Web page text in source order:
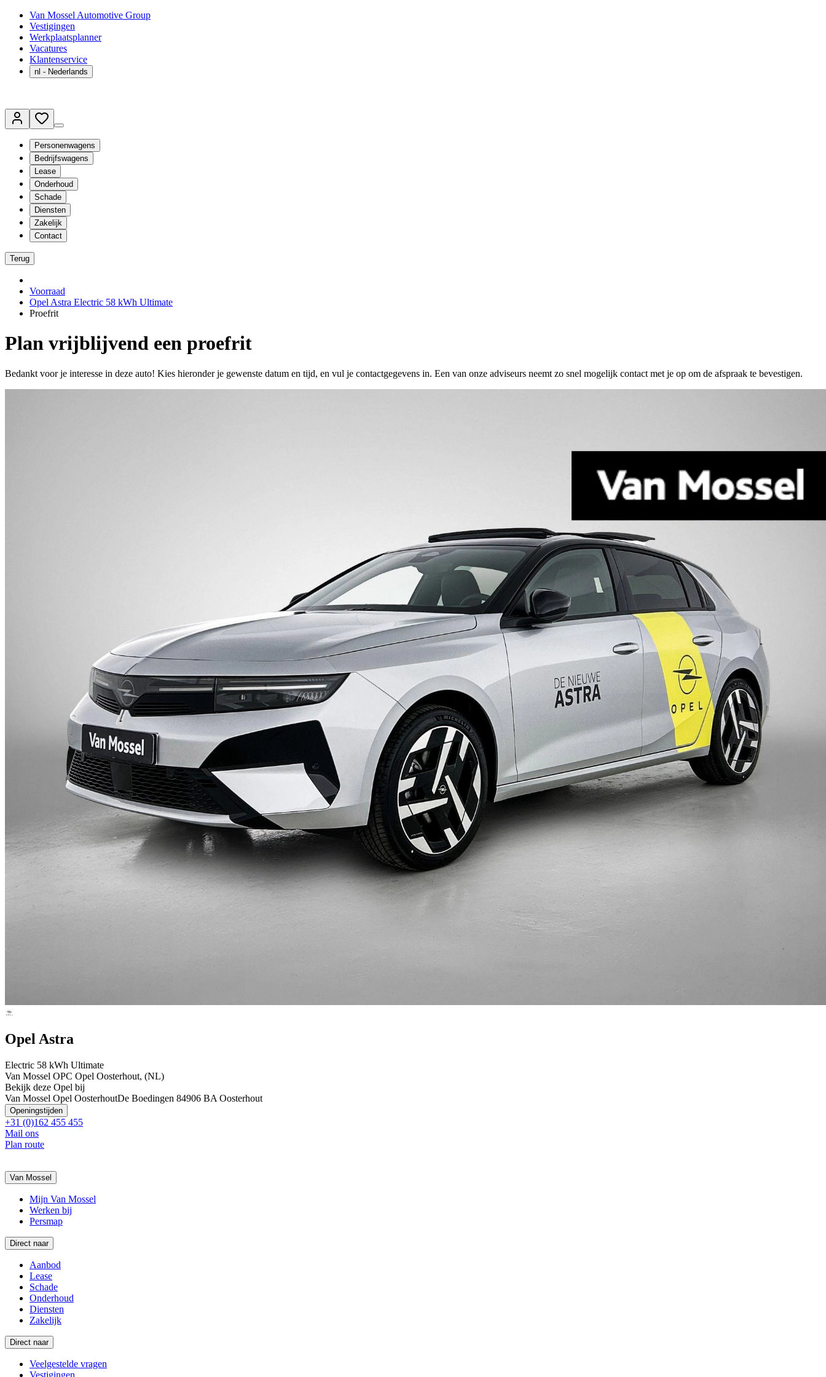
Van Mossel Automotive Group
Vestigingen
Werkplaatsplanner
Vacatures
Klantenservice
nl - Nederlands
Personenwagens
Bedrijfswagens
Lease
Onderhoud
Schade
Diensten
Zakelijk
Contact
Terug
Voorraad
Opel Astra Electric 58 kWh Ultimate
Proefrit
Plan vrijblijvend een proefrit
Bedankt voor je interesse in deze auto! Kies hieronder je gewenste datum en tijd, en vul je contactgegevens in. Een van onze adviseurs neemt zo snel mogelijk contact met je op om de afspraak te bevestigen.
Opel Astra
Electric 58 kWh Ultimate
Van Mossel OPC Opel Oosterhout, (NL)
Bekijk deze Opel bij
Van Mossel Opel OosterhoutDe Boedingen 84906 BA Oosterhout
Openingstijden
+31 (0)162 455 455
Mail ons
Plan route
Van Mossel
Mijn Van Mossel
Werken bij
Persmap
Direct naar
Aanbod
Lease
Schade
Onderhoud
Diensten
Zakelijk
Direct naar
Veelgestelde vragen
Vestigingen